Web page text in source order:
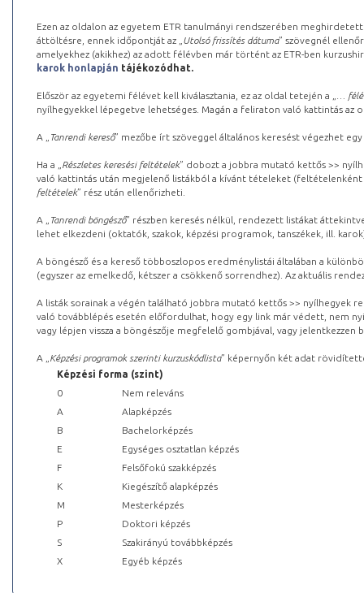
Ezen az oldalon az egyetem ETR tanulmányi rendszerében
áttöltésre, ennek időpontját az „ Utolsó frissítés dátuma” szövegnél
amelyekhez (akikhez) az adott félévben már történt az ETR-ben
karok honlapján tájékozódhat.
Először az egyetemi félévet kell kiválasztania, ez az oldal tetején a „
…
nyílhegyekkel lépegetve lehetséges. Magán a feliraton való kattintás az
A „ Tanrendi kereső” mezőbe írt szöveggel általános keresést végezhet
Ha a „ Részletes keresési feltételek” dobozt a jobbra mutató kettős >>
való kattintás után megjelenő listákból a kívánt tételeket (feltételenként
feltételek” rész után ellenőrizheti.
A „ Tanrendi böngésző” részben keresés nélkül, rendezett listákat
lehet elkezdeni (oktatók, szakok, képzési programok, tanszékek, ill.
A böngésző és a kereső többoszlopos eredménylistái általában a
(egyszer az emelkedő, kétszer a csökkenő sorrendhez). Az aktuális
A listák sorainak a végén található jobbra mutató kettős >> nyílhegyek
való továbblépés esetén előfordulhat, hogy egy link már védett, nem
vagy lépjen vissza a böngészője megfelelő gombjával, vagy
A „ Képzési programok szerinti kurzuskódlista” képernyőn két adat
Képzési forma (szint)
0
Nem releváns
A
Alapképzés
B
Bachelorképzés
E
Egységes osztatlan képzés
F
Felsőfokú szakképzés
K
Kiegészítő alapképzés
M
Mesterképzés
P
Doktori képzés
S
Szakirányú továbbképzés
X
Egyéb képzés